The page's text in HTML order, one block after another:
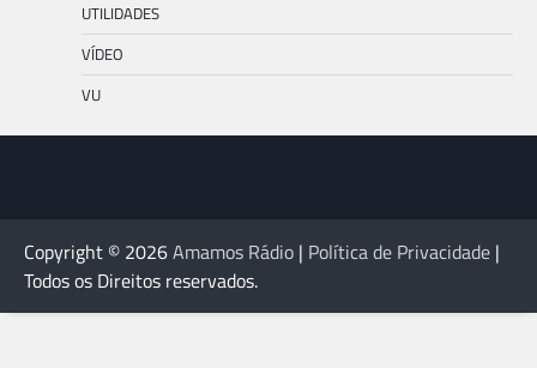
UTILIDADES
VÍDEO
VU
Copyright © 2026Amamos Rádio | Política de Privacidade |
Todos os Direitos reservados.